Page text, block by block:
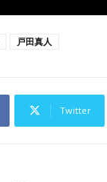
戸田真人
Twitter